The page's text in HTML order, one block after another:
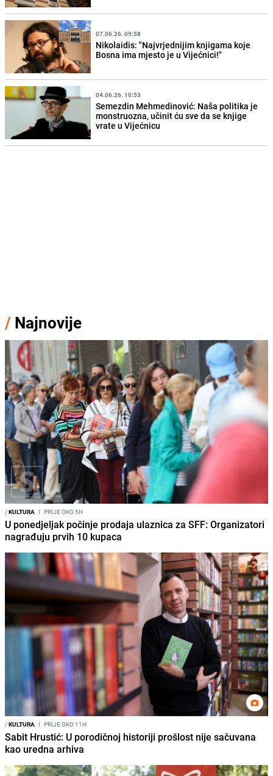
07.06.26. 09:58
Nikolaidis: "Najvrjednijim knjigama koje
Bosna ima mjesto je u Vijećnici!"
04.06.26. 10:53
Semezdin Mehmedinović: Naša politika je
monstruozna, učinit ću sve da se knjige
vrate u Vijećnicu
/ Najnovije
/KULTURA I PRIJE OKO 5H
U ponedjeljak počinje prodaja ulaznica za SFF: Organizatori
nagrađuju prvih 10 kupaca
/KULTURA I PRIJE OKO 11H
Sabit Hrustić: U porodičnoj historiji prošlost nije sačuvana
kao uredna arhiva